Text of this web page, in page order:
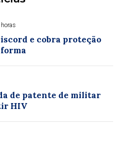
e cobra proteção
de patente de militar
HIV